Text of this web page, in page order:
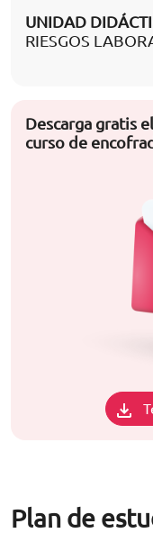
UNIDAD
RIESGOS
Descarga gratis
curso de
Plan de